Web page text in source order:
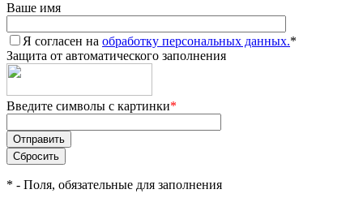
Ваше имя
Я согласен на обработку персональных данных.*
Защита от автоматического заполнения
Введите символы с картинки*
* - Поля, обязательные для заполнения